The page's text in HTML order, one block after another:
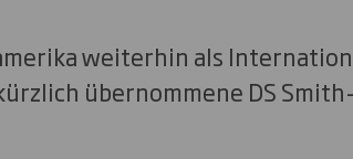
weiterhin als
übernommene DS